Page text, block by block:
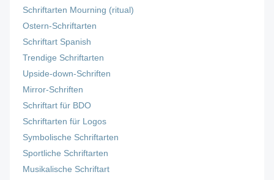
Schriftarten Mourning (ritual)
Ostern-Schriftarten
Schriftart Spanish
Trendige Schriftarten
Upside-down-Schriften
Mirror-Schriften
Schriftart für BDO
Schriftarten für Logos
Symbolische Schriftarten
Sportliche Schriftarten
Musikalische Schriftart